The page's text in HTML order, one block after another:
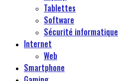
Tablettes
Software
Sécurité informatique
Internet
Web
Smartphone